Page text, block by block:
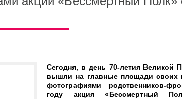
Сегодня, в день 70-летия Великой
вышли на главные площади своих
фотографиями родственников-
году акция «Бессмертный